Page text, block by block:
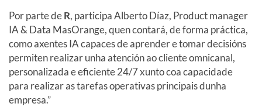
Por parte deR, participa Alberto Díaz, Product manager
IA & Data MasOrange, quen contará, de forma práctica,
como axentes IA capaces de aprender e tomar decisións
permiten realizar unha atención ao cliente omnicanal,
personalizada e eficiente 24/7 xunto coa capacidade
para realizar as tarefas operativas principais dunha
empresa.”